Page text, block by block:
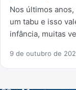
Nos últimos
um tabu e isso
infância, muitas
9 de outubro de